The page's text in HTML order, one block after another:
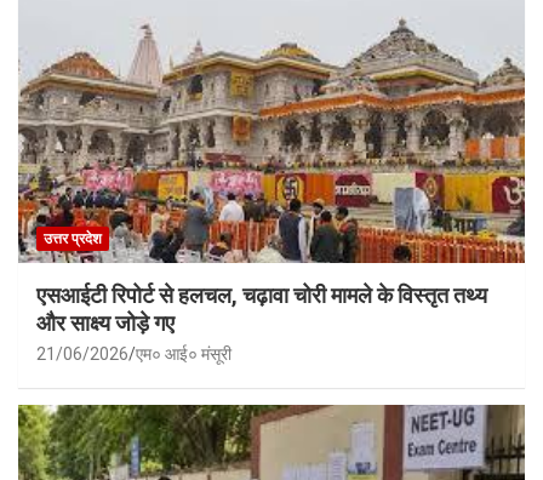
उत्तर प्रदेश
एसआईटी रिपोर्ट से हलचल, चढ़ावा चोरी मामले के विस्तृत तथ्य
और साक्ष्य जोड़े गए
21/06/2026 एम० आई० मंसूरी